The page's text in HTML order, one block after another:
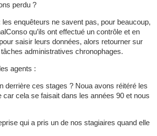
perdu ?
enquêteurs ne savent pas, pour beaucoup,
qu’ils ont effectué un contrôle et en
saisir leurs données, alors retourner sur
administratives chronophages.
agents :
derrière ces stages ? Noua avons réitéré les
cela se faisait dans les années 90 et nous
qui a pris un de nos stagiaires quand elle